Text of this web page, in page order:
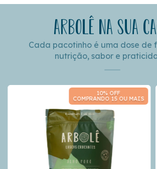
Arbolê na sua
Cada pacotinho é uma dose de
nutrição, sabor e
10% OFF
COMPRANDO 15 OU MAIS